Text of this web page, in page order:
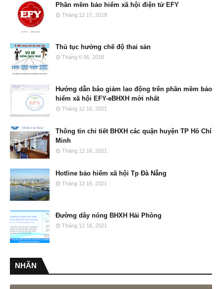
Phần mềm bảo hiểm xã hội điện tử EFY
Tháng 12 17, 2018
Thủ tục hưởng chế độ thai sản
Tháng 6 06, 2018
Hướng dẫn báo giảm lao động trên phần mềm bảo
hiểm xã hội EFY-eBHXH mới nhất
Tháng 12 16, 2021
Thông tin chi tiết BHXH các quận huyện TP Hồ Chí
Minh
Tháng 12 16, 2021
Hotline bảo hiểm xã hội Tp Đà Nẵng
Tháng 12 16, 2021
Đường dây nóng BHXH Hải Phòng
Tháng 12 16, 2021
NHÃN